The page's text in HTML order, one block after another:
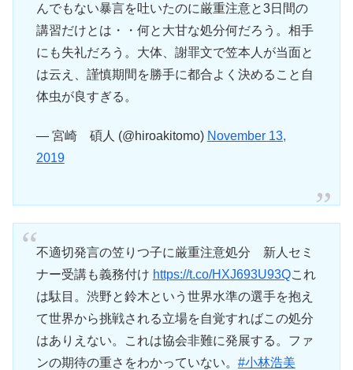
んでもない暴言を吐いたのに厳重注意と3日間の
講習だけとは・・何と大甘な処分何だろう。相手
にも失礼だろう。大体、謝罪文で笠本人が当面と
は云え、謹慎期間を勝手に都合よく決めること自
体虫が良すぎる。
— 宮崎 碩人 (@hiroakitomo) November 13,
2019
不適切発言の笠りつ子に厳重注意処分 新人セミ
ナー受講も義務付け https://t.co/HXJ693U93Qこれ
は駄目。渋野と鈴木という世界水準の選手を抱え
て世界から挑戦される立場を自覚すればこの処分
はありえない。これは協会非難に発展する。ファ
ンの期待の重さをわかっていない。 #小林浩美